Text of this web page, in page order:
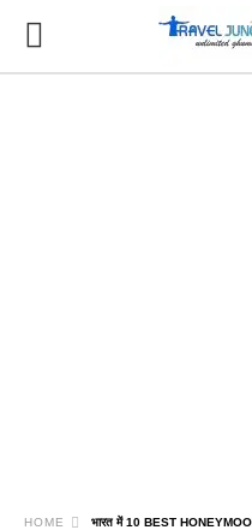
HOME भारत में 10 BEST